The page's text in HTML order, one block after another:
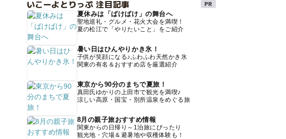
いこーよとりっぷ 注目記事
夏休みは「ばけばけ」の舞台へ
聖地巡礼・グルメ・花火大会を満喫！
夏の松江で「やりたいこと」をご紹介
暑い日はひんやりかき氷！
子供が笑顔になる♪ふわふわ天然かき氷
関東の有名＆おすすめ店を厳選紹介
東京から90分のまちで夏旅！
真田氏ゆかりの上田市で観光を満喫♪
涼しい高原・国宝・別所温泉をめぐる旅
8月の親子旅おすすめ情報
関東からの日帰り～1泊旅にぴったり
観光地・穴場＆避暑地や収穫体験も！